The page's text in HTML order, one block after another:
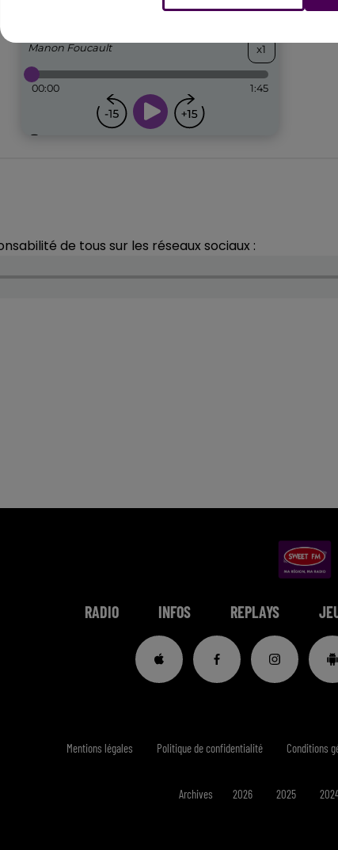
de tous sur les réseaux sociaux :
RADIO INFOS REPLAYS
Mentions légales Politique de confidentialité Conditions
Archives 2026 2025